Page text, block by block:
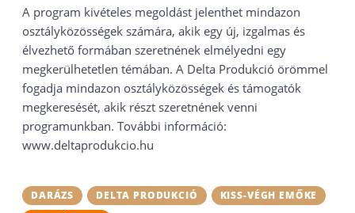
A program kivételes megoldást jelenthet mindazon
osztályközösségek számára, akik egy új, izgalmas és
élvezhető formában szeretnének elmélyedni egy
megkerülhetetlen témában. A Delta Produkció örömmel
fogadja mindazon osztályközösségek és támogatók
megkeresését, akik részt szeretnének venni
programunkban. További információ:
www.deltaprodukcio.hu
DARÁZS DELTA PRODUKCIÓ
KISS-VÉGH EMŐKE